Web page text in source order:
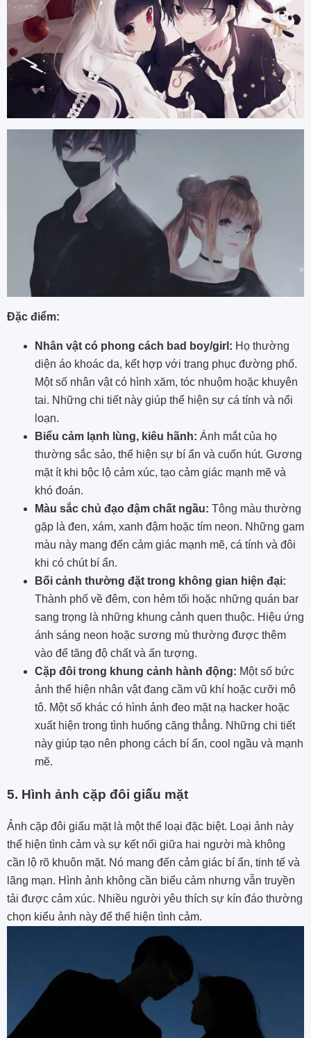
Đặc điểm:
Nhân vật có phong cách bad boy/girl: Họ thường
diện áo khoác da, kết hợp với trang phục đường phố.
Một số nhân vật có hình xăm, tóc nhuộm hoặc khuyên
tai. Những chi tiết này giúp thể hiện sự cá tính và nổi
loạn.
Biểu cảm lạnh lùng, kiêu hãnh: Ánh mắt của họ
thường sắc sảo, thể hiện sự bí ẩn và cuốn hút. Gương
mặt ít khi bộc lộ cảm xúc, tạo cảm giác mạnh mẽ và
khó đoán.
Màu sắc chủ đạo đậm chất ngầu: Tông màu thường
gặp là đen, xám, xanh đậm hoặc tím neon. Những gam
màu này mang đến cảm giác mạnh mẽ, cá tính và đôi
khi có chút bí ẩn.
Bối cảnh thường đặt trong không gian hiện đại:
Thành phố về đêm, con hẻm tối hoặc những quán bar
sang trọng là những khung cảnh quen thuộc. Hiệu ứng
ánh sáng neon hoặc sương mù thường được thêm
vào để tăng độ chất và ấn tượng.
Cặp đôi trong khung cảnh hành động: Một số bức
ảnh thể hiện nhân vật đang cầm vũ khí hoặc cưỡi mô
tô. Một số khác có hình ảnh đeo mặt nạ hacker hoặc
xuất hiện trong tình huống căng thẳng. Những chi tiết
này giúp tạo nên phong cách bí ẩn, cool ngầu và mạnh
mẽ.
5. Hình ảnh cặp đôi giấu mặt
Ảnh cặp đôi giấu mặt là một thể loại đặc biệt. Loại ảnh này
thể hiện tình cảm và sự kết nối giữa hai người mà không
cần lộ rõ khuôn mặt. Nó mang đến cảm giác bí ẩn, tinh tế và
lãng mạn. Hình ảnh không cần biểu cảm nhưng vẫn truyền
tải được cảm xúc. Nhiều người yêu thích sự kín đáo thường
chọn kiểu ảnh này để thể hiện tình cảm.